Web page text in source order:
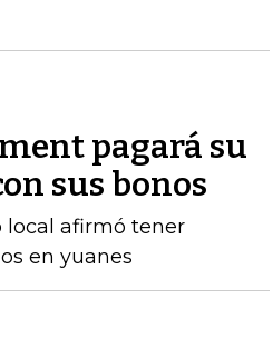
pagará su
sus bonos
local afirmó tener
en yuanes